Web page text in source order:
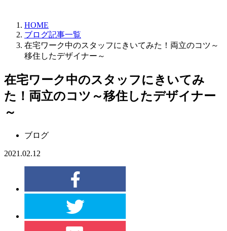
HOME
ブログ記事一覧
在宅ワーク中のスタッフにきいてみた！両立のコツ～
移住したデザイナー～
在宅ワーク中のスタッフにきいてみ
た！両立のコツ～移住したデザイナー
～
ブログ
2021.02.12